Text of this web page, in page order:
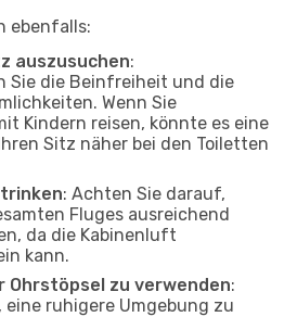
ebenfalls:
auszusuchen:
Sie die Beinfreiheit und die
Wenn Sie
Kindern reisen, könnte es eine
Sitz näher bei den Toiletten
trinken: Achten Sie darauf,
Fluges ausreichend
da die Kabinenluft
kann.
Ohrstöpsel zu verwenden:
ruhigere Umgebung zu